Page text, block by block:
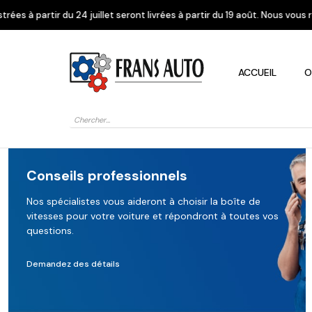
seront livrées à partir du 19 août. Nous vous remercions de votre
ACCUEIL
Recherche
produits
Conseils professionnels
Nos spécialistes vous aideront à choisir la boîte de
vitesses pour votre voiture et répondront à toutes vos
questions.
Demandez des détails